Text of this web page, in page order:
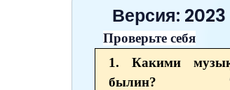
7 класс
8 класс
9 класс
Версия: 2023
Проверьте себя
1. Какими
былин?